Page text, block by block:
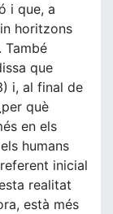
i que, a
horitzons
També
que
i, al final de
què
en els
humans
inicial
realitat
està més